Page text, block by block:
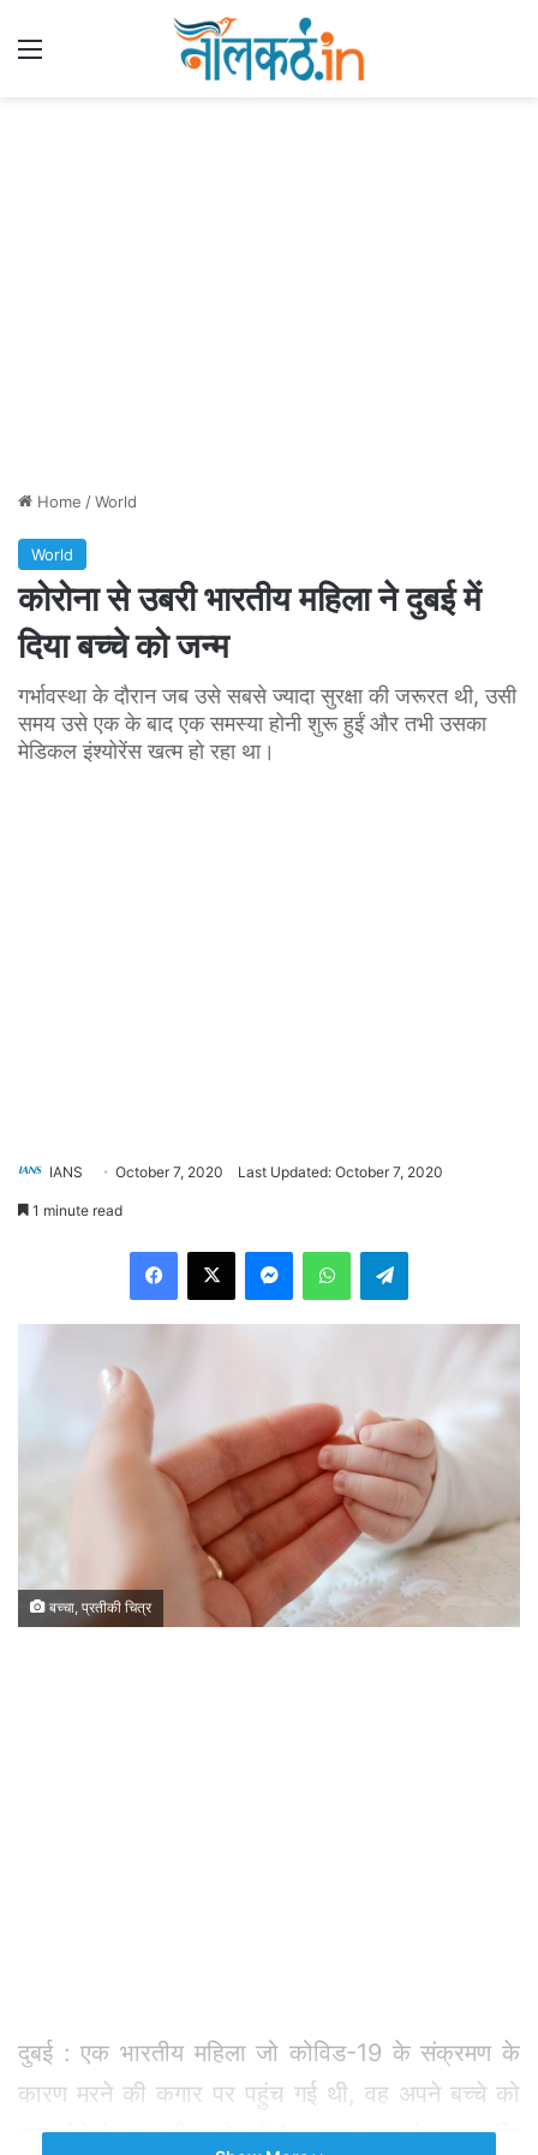
Home /World
World
कोरोना से उबरी भारतीय महिला ने दुबई में
दिया बच्चे को जन्म
गर्भावस्था के दौरान जब उसे सबसे ज्यादा सुरक्षा की जरूरत थी, उसी
समय उसे एक के बाद एक समस्या होनी शुरू हुईं और तभी उसका
मेडिकल इंश्योरेंस खत्म हो रहा था।
IANS October 7, 2020 Last Updated: October 7, 2020
1 minute read
बच्चा, प्रतीकी चित्र
दुबई : एक भारतीय महिला जो कोविड-19 के संक्रमण के
कारण मरने की कगार पर पहुंच गई थी, वह अपने बच्चे को
जन्म देने के बाद ठीक हो गई है। गल्फ न्यूज ने बताया कि